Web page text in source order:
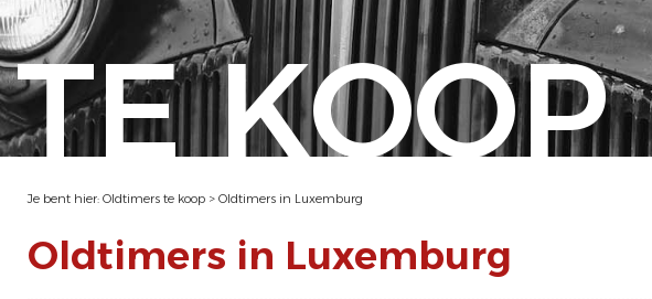
TE KOOP
Je bent hier: Oldtimers te koop > Oldtimers in Luxemburg
Oldtimers in Luxemburg